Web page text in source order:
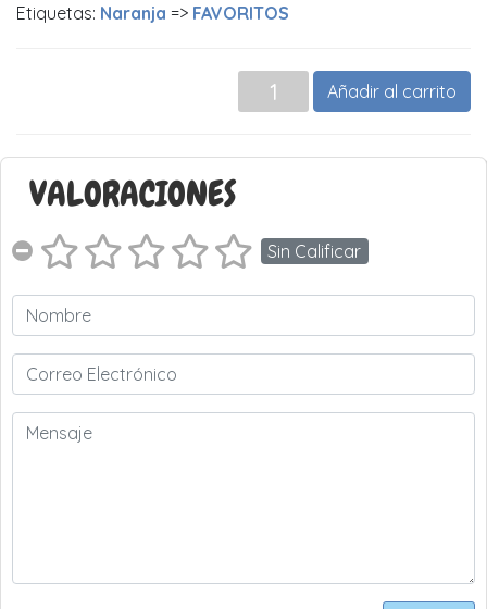
Etiquetas: Naranja => FAVORITOS
Añadir al carrito
VALORACIONES
Sin Calificar